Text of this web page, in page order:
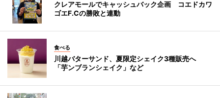
クレアモールでキャッシュバック企画 コエドカワ
ゴエF.Cの勝敗と連動
食べる
川越バターサンド、夏限定シェイク3種販売へ
「芋ンブランシェイク」など